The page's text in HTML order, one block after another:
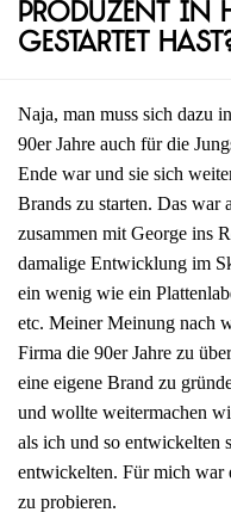
Produzent in
gestartet
Naja, man muss sich dazu
90er Jahre auch für die
Ende war und sie sich
Brands zu starten. Das war
zusammen mit George ins
damalige Entwicklung im
ein wenig wie ein
etc. Meiner Meinung nach
Firma die 90er Jahre zu
eine eigene Brand zu
und wollte weitermachen
als ich und so entwickelten
entwickelten. Für mich war
zu probieren.